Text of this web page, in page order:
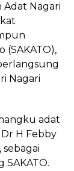
Adat Nagari
(SAKATO),
Nagari
adat
H Febby
sebagai